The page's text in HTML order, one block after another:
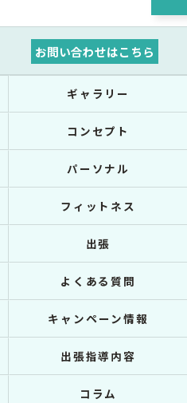
お問い合わせはこちら
ギャラリー
コンセプト
パーソナル
フィットネス
出張
よくある質問
キャンペーン情報
出張指導内容
コラム